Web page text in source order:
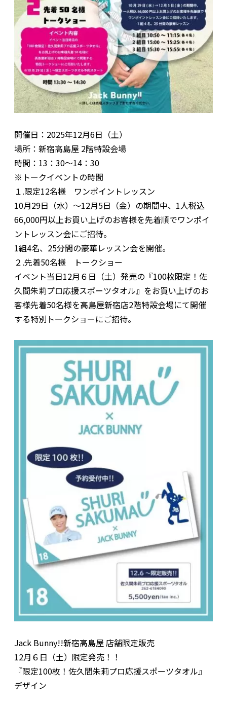
開催日：2025年12月6日（土）
場所：新宿高島屋 2階特設会場
時間：13：30～14：30
※トークイベントの時間
１.限定12名様 ワンポイントレッスン
10月29日（水）～12月5日（金）の期間中、1人税込
66,000円以上お買い上げのお客様を先着順でワンポイ
ントレッスン会にご招待。
1組4名、25分間の豪華レッスン会を開催。
２.先着50名様 トークショー
イベント当日12月６日（土）発売の『100枚限定！佐
久間朱莉プロ応援スポーツタオル』をお買い上げのお
客様先着50名様を高島屋新宿店2階特設会場にて開催
する特別トークショーにご招待。
Jack Bunny!!新宿高島屋 店舗限定販売
12月６日（土）限定発売！！
『限定100枚！佐久間朱莉プロ応援スポーツタオル』
デザイン